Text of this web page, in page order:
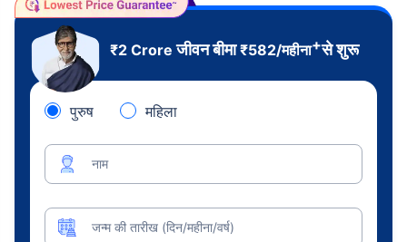
₹2 Croreजीवन बीमा₹582/महीना+से शुरू
पुरुष महिला
नाम
जन्म की तारीख (दिन/महीना/वर्ष)